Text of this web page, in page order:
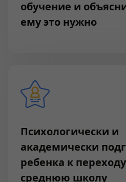
обучение и
ему это нужно
Психологически и
академически
ребенка к
среднюю школу